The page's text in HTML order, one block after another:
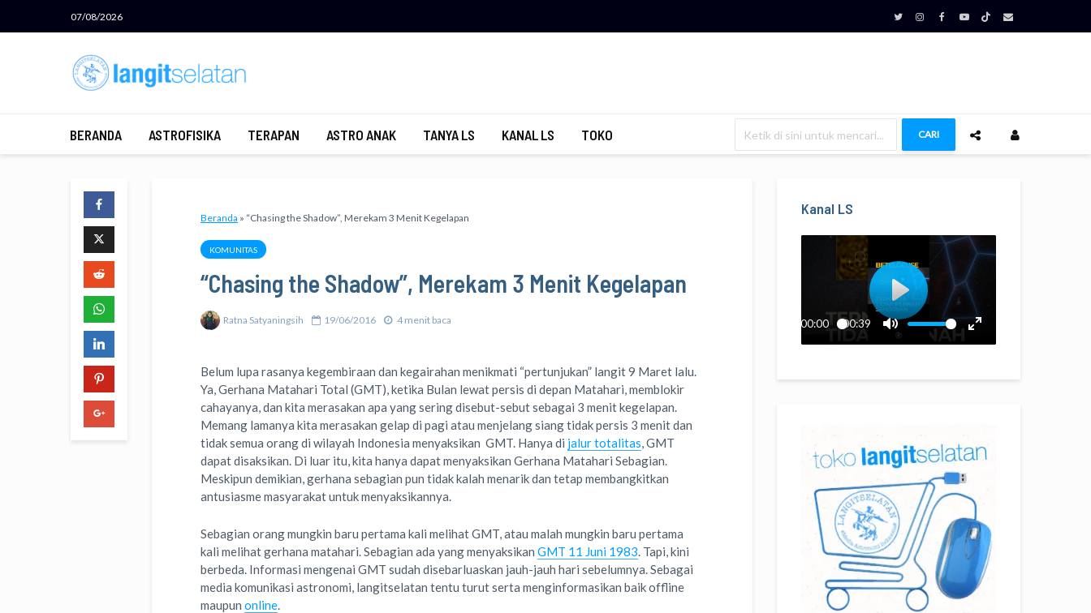
07/08/2026
BERANDA ASTROFISIKA TERAPAN ASTRO ANAK TANYA LS KANAL LS TOKO CARI
Beranda » “Chasing the Shadow”, Merekam 3 Menit Kegelapan
KOMUNITAS
“Chasing the Shadow”, Merekam 3 Menit Kegelapan
Ratna Satyaningsih 19/06/2016 4 menit baca
Belum lupa rasanya kegembiraan dan kegairahan menikmati “pertunjukan” langit 9 Maret lalu.
Ya, Gerhana Matahari Total (GMT), ketika Bulan lewat persis di depan Matahari, memblokir
cahayanya, dan kita merasakan apa yang sering disebut-sebut sebagai 3 menit kegelapan.
Memang lamanya kita merasakan gelap di pagi atau menjelang siang tidak persis 3 menit dan
tidak semua orang di wilayah Indonesia menyaksikan GMT. Hanya di jalur totalitas, GMT
dapat disaksikan. Di luar itu, kita hanya dapat menyaksikan Gerhana Matahari Sebagian.
Meskipun demikian, gerhana sebagian pun tidak kalah menarik dan tetap membangkitkan
antusiasme masyarakat untuk menyaksikannya.
Sebagian orang mungkin baru pertama kali melihat GMT, atau malah mungkin baru pertama
kali melihat gerhana matahari. Sebagian ada yang menyaksikan GMT 11 Juni 1983. Tapi, kini
berbeda. Informasi mengenai GMT sudah disebarluaskan jauh-jauh hari sebelumnya. Sebagai
media komunikasi astronomi, langitselatan tentu turut serta menginformasikan baik offline
maupun online.
Kanal LS